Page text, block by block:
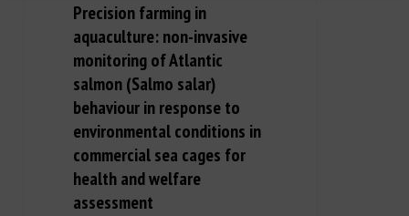
Precision farming in
aquaculture: non-invasive
monitoring of Atlantic
salmon (Salmo salar)
behaviour in response to
environmental conditions in
commercial sea cages for
health and welfare
assessment